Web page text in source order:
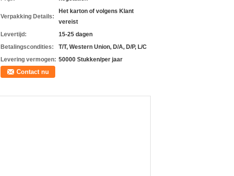
Verpakking Details:
Het karton of volgens Klant
vereist
Levertijd:
15-25 dagen
Betalingscondities:
T/T, Western Union, D/A, D/P, L/C
Levering vermogen: 50000 Stukken/per jaar
Contact nu